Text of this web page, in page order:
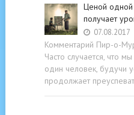
Ценой
получает
07.08.2017
Комментарий Пир-о-
Часто случается, что
один человек, будучи
продолжает